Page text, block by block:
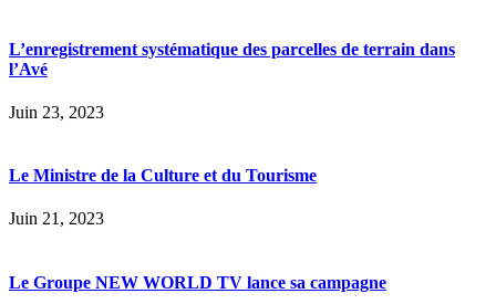
L’enregistrement systématique des parcelles de terrain dans
l’Avé
Juin 23, 2023
Le Ministre de la Culture et du Tourisme
Juin 21, 2023
Le Groupe NEW WORLD TV lance sa campagne